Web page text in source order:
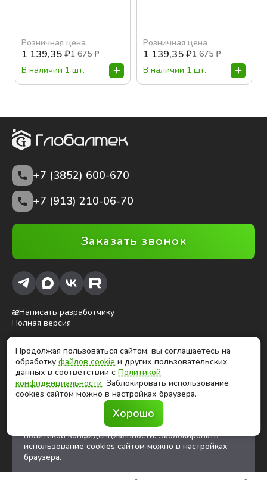
Розничная цена
1 139,35₽1 675₽
В наличии 1 шт.
Розничная цена
1 139,35₽1 675₽
В наличии 1 шт.
+7 (3852) 600-670
+7 (913) 210-06-70
Заказать звонок
Написать разработчику
Полная версия
ⓒ Глобалтек, 2026
Цены на сайте не являются публичной офертой
Продолжая использовать сайт, вы соглашаетесь на
файлов cookiesи других
пользовательских данных в соответствии с
политикой конфиденциальности. Заблокировать
использование cookies сайтом можно в настройках
браузера.
Продолжая пользоваться сайтом, вы соглашаетесь на
обработкуфайлов cookie и других пользовательских
данных в соответствии сПолитикой
конфиденциальности. Заблокировать использование
cookies сайтом можно в настройках браузера.
Хорошо